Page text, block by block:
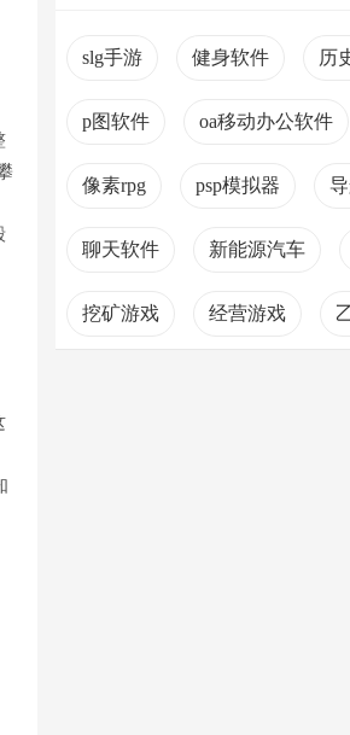
slg手游 健身软件 历
p图软件 oa移动办公软件
像素rpg psp模拟器
聊天软件 新能源汽车
挖矿游戏 经营游戏